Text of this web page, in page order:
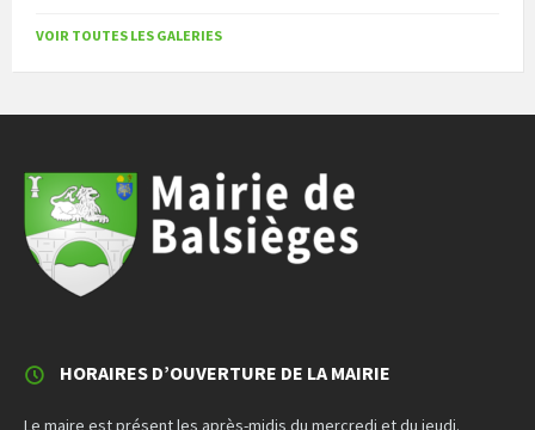
VOIR TOUTES LES GALERIES
HORAIRES D’OUVERTURE DE LA MAIRIE
Le maire est présent les après-midis du mercredi et du jeudi.